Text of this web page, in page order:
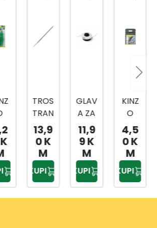
1
TROS
TRAN
A
TURP
IJA
ZA
OŠTR
ENJE
13,9
0 K
M
KUPI
GLAV
A ZA
TRIM
ER
VP118
7
11,9
9 K
M
KUPI
KINZ
O
PODL
OGA
ZA
KOLJ
ENA
4,5
0 K
M
KUPI